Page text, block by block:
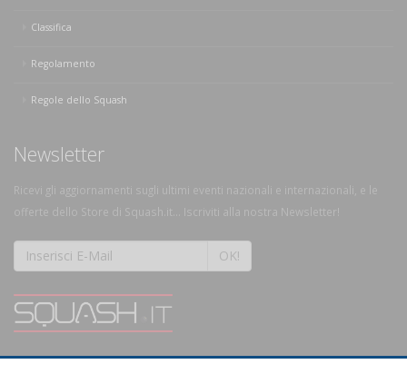
Classifica
Regolamento
Regole dello Squash
Newsletter
Ricevi gli aggiornamenti sugli ultimi eventi nazionali e internazionali, e le
offerte dello Store di Squash.it... Iscriviti alla nostra Newsletter!
OK!
SQUASH.it: Il punto di riferimento quotidiano per tutti gli amanti di questo